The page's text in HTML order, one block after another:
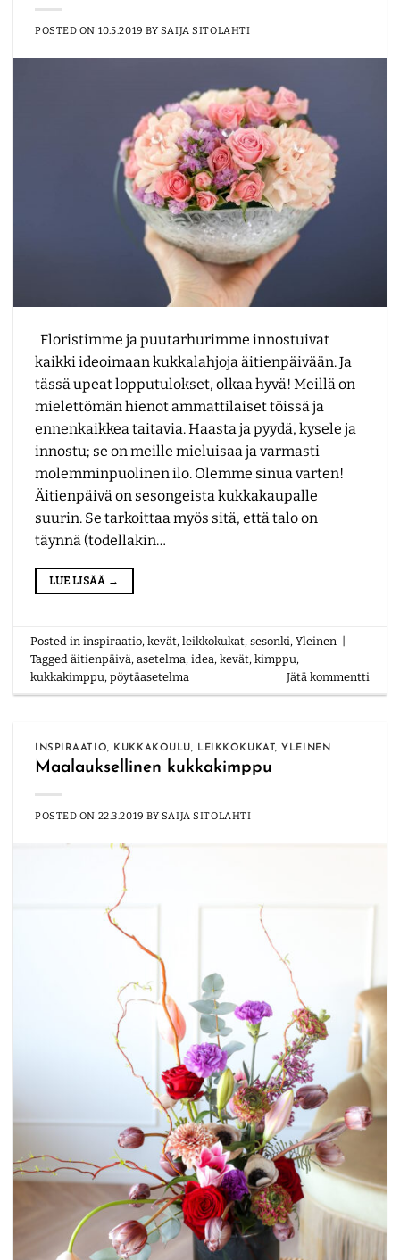
POSTED ON 10.5.2019 BY SAIJA SITOLAHTI
Floristimme ja puutarhurimme innostuivat
kaikki ideoimaan kukkalahjoja äitienpäivään. Ja
tässä upeat lopputulokset, olkaa hyvä! Meillä on
mielettömän hienot ammattilaiset töissä ja
ennenkaikkea taitavia. Haasta ja pyydä, kysele ja
innostu; se on meille mieluisaa ja varmasti
molemminpuolinen ilo. Olemme sinua varten!
Äitienpäivä on sesongeista kukkakaupalle
suurin. Se tarkoittaa myös sitä, että talo on
täynnä (todellakin…
LUE LISÄÄ →
Posted ininspiraatio,kevät,leikkokukat,sesonki,Yleinen
Taggedäitienpäivä,asetelma,idea,kevät,kimppu,
kukkakimppu,pöytäasetelma Jätä kommentti
INSPIRAATIO, KUKKAKOULU, LEIKKOKUKAT, YLEINEN
Maalauksellinen kukkakimppu
POSTED ON 22.3.2019 BY SAIJA SITOLAHTI